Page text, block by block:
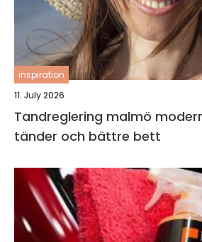
inspiration
11. July 2026
Tandreglering malmö modern teknik för raka
tänder och bättre bett